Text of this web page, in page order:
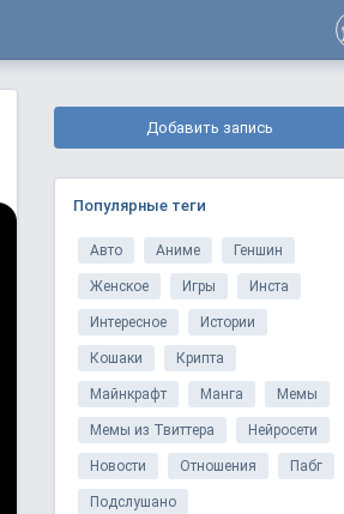
Добавить запись
Популярные теги
Авто Аниме Геншин
Женское Игры Инста
Интересное Истории
Кошаки Крипта
Майнкрафт Манга Мемы
Мемы из Твиттера Нейросети
Новости Отношения Пабг
Подслушано